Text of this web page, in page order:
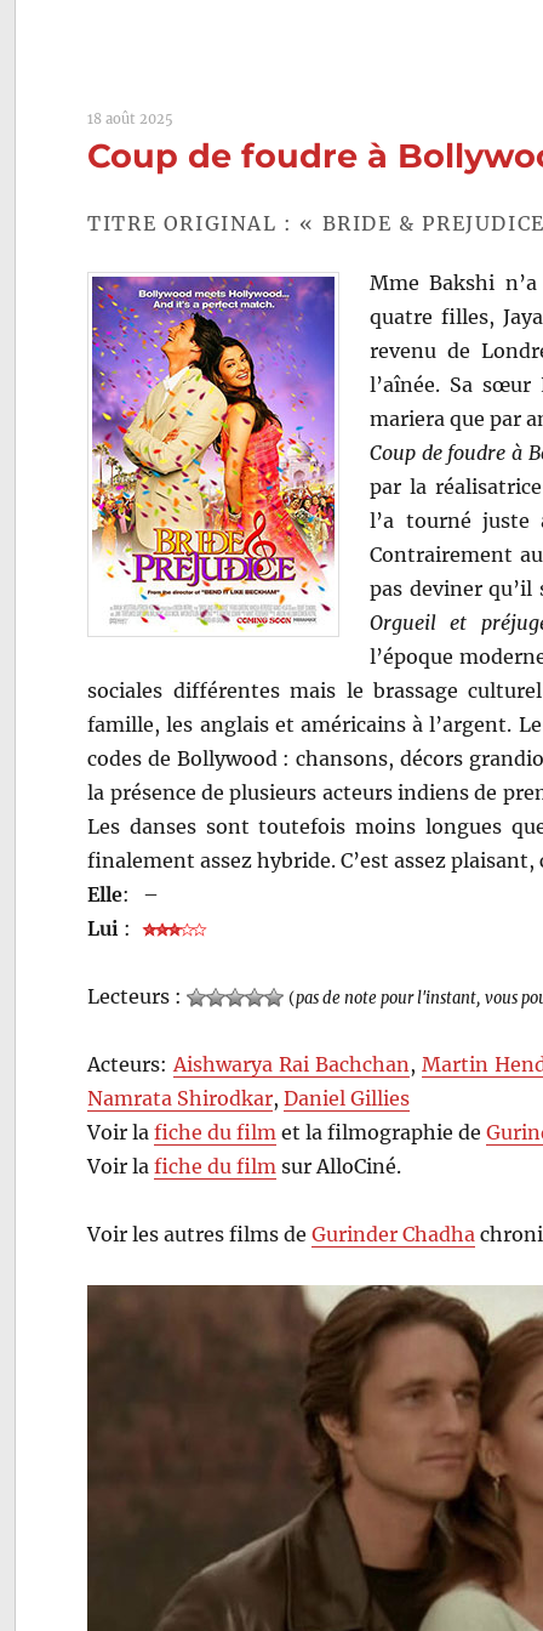
18 août 2025
Coup de foudre à
TITRE ORIGINAL : « BRIDE &
Mme Bakshi
quatre filles,
revenu de
l’aînée. Sa
mariera que par
Coup de foudre à
par la
l’a tourné juste
Contrairement
pas deviner qu’il
Orgueil et
l’époque
sociales différentes mais le brassage
famille, les anglais et américains à l’argent.
codes de Bollywood : chansons, décors
la présence de plusieurs acteurs indiens de
Les danses sont toutefois moins longues
finalement assez hybride. C’est assez plaisant,
Elle:
–
Lui :
Lecteurs : (pas de note pour l'instant, vous
Acteurs: Aishwarya Rai Bachchan ,Martin
Namrata Shirodkar,Daniel Gillies
Voir lafiche du film et la filmographie de
Voir lafiche du film sur AlloCiné.
Voir les autres films deGurinder Chadha